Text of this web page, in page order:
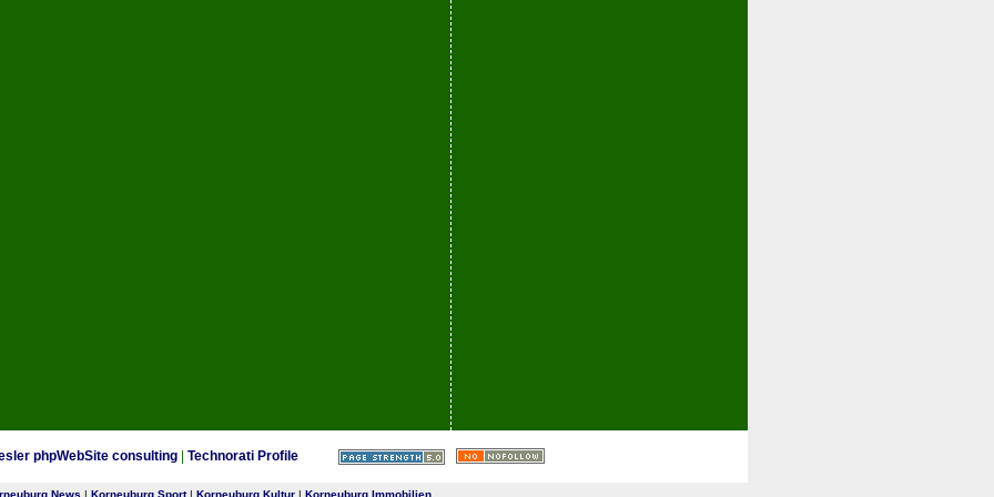
phpWebSite consulting Technorati Profile
News | Korneuburg Sport| Korneuburg Kultur | Korneuburg Immobilien